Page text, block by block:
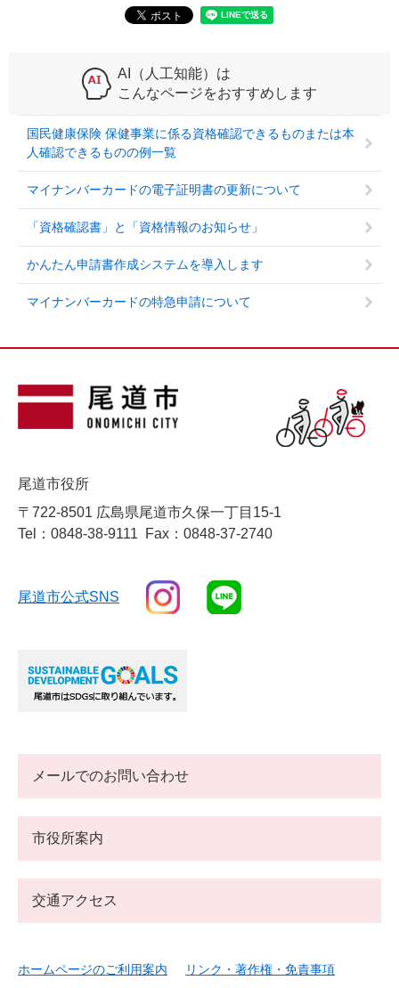
AI（人工知能）は
こんなページをおすすめします
国民健康保険 保健事業に係る資格確認できるものまたは本
人確認できるものの例一覧
マイナンバーカードの電子証明書の更新について
「資格確認書」と「資格情報のお知らせ」
かんたん申請書作成システムを導入します
マイナンバーカードの特急申請について
尾道市役所
〒722-8501 広島県尾道市久保一丁目15-1
Tel：0848-38-9111
Fax：0848-37-2740
尾道市公式SNS
メールでのお問い合わせ
市役所案内
交通アクセス
ホームページのご利用案内 リンク・著作権・免責事項